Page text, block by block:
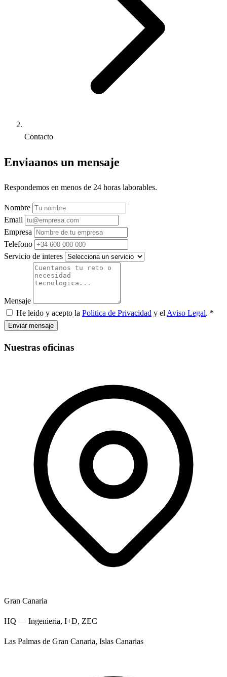
Contacto
Enviaanos un mensaje
Respondemos en menos de 24 horas laborables.
Nombre
Email
Empresa
Telefono
Servicio de interes
Mensaje
He leido y acepto la Politica de Privacidad y el Aviso Legal. *
Enviar mensaje
Nuestras oficinas
Gran Canaria
HQ — Ingenieria, I+D, ZEC
Las Palmas de Gran Canaria, Islas Canarias